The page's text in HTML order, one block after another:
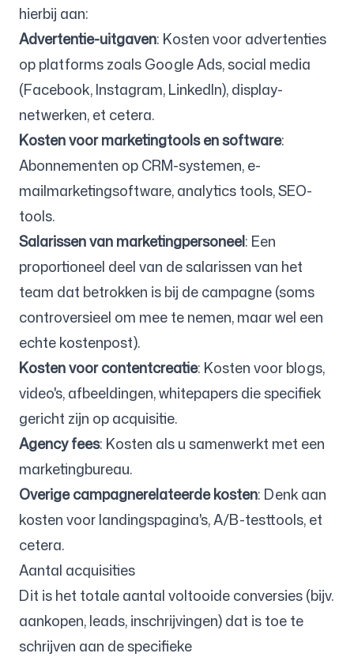
hierbij aan:
Advertentie-uitgaven: Kosten voor advertenties
op platforms zoals Google Ads, social media
(Facebook, Instagram, LinkedIn), display-
netwerken, et cetera.
Kosten voor marketingtools en software:
Abonnementen op CRM-systemen, e-
mailmarketingsoftware, analytics tools, SEO-
tools.
Salarissen van marketingpersoneel: Een
proportioneel deel van de salarissen van het
team dat betrokken is bij de campagne (soms
controversieel om mee te nemen, maar wel een
echte kostenpost).
Kosten voor contentcreatie: Kosten voor blogs,
video's, afbeeldingen, whitepapers die specifiek
gericht zijn op acquisitie.
Agency fees: Kosten als u samenwerkt met een
marketingbureau.
Overige campagnerelateerde kosten: Denk aan
kosten voor landingspagina's, A/B-testtools, et
cetera.
Aantal acquisities
Dit is het totale aantal voltooide conversies (bijv.
aankopen, leads, inschrijvingen) dat is toe te
schrijven aan de specifieke